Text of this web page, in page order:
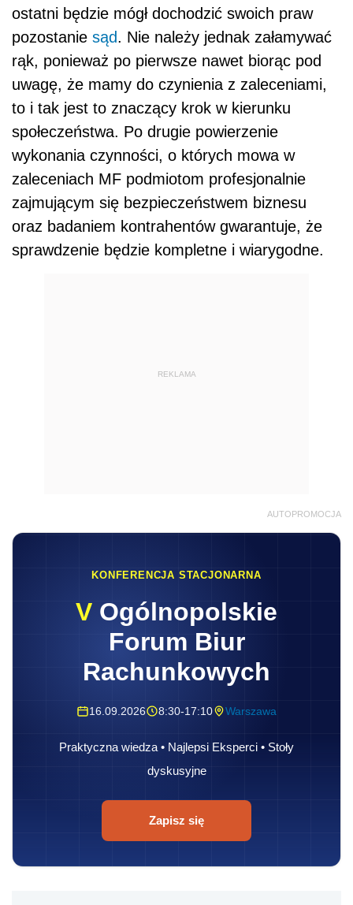
ostatni będzie mógł dochodzić swoich praw
pozostanie sąd. Nie należy jednak załamywać
rąk, ponieważ po pierwsze nawet biorąc pod
uwagę, że mamy do czynienia z zaleceniami,
to i tak jest to znaczący krok w kierunku
społeczeństwa. Po drugie powierzenie
wykonania czynności, o których mowa w
zaleceniach MF podmiotom profesjonalnie
zajmującym się bezpieczeństwem biznesu
oraz badaniem kontrahentów gwarantuje, że
sprawdzenie będzie kompletne i wiarygodne.
REKLAMA
AUTOPROMOCJA
KONFERENCJA STACJONARNA
V Ogólnopolskie
Forum Biur
Rachunkowych
16.09.2026 8:30-17:10 Warszawa
Praktyczna wiedza • Najlepsi Eksperci • Stoły
dyskusyjne
Zapisz się